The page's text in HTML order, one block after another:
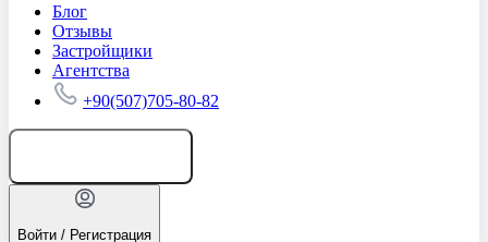
Блог
Отзывы
Застройщики
Агентства
+90(507)705-80-82
Войти / Регистрация